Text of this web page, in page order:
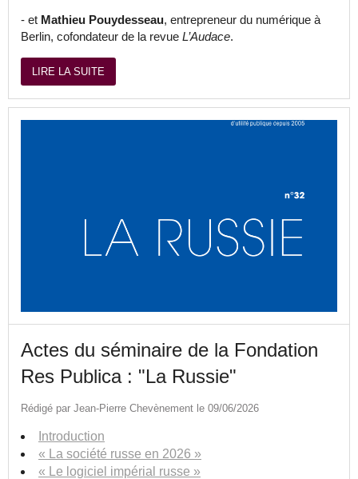
- et Mathieu Pouydesseau, entrepreneur du numérique à
Berlin, cofondateur de la revue L’Audace.
LIRE LA SUITE
Actes du séminaire de la Fondation
Res Publica : "La Russie"
Rédigé par Jean-Pierre Chevènement le 09/06/2026
Introduction
« La société russe en 2026 »
« Le logiciel impérial russe »